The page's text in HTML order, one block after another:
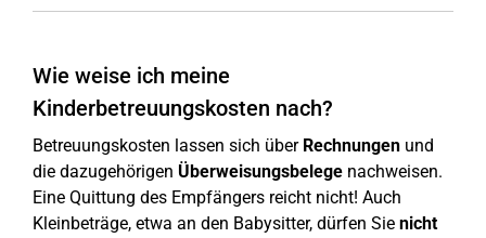
Wie weise ich meine
Kinderbetreuungskosten nach?
Betreuungskosten lassen sich über Rechnungen und
die dazugehörigen Überweisungsbelege nachweisen.
Eine Quittung des Empfängers reicht nicht! Auch
Kleinbeträge, etwa an den Babysitter, dürfen Sie nicht